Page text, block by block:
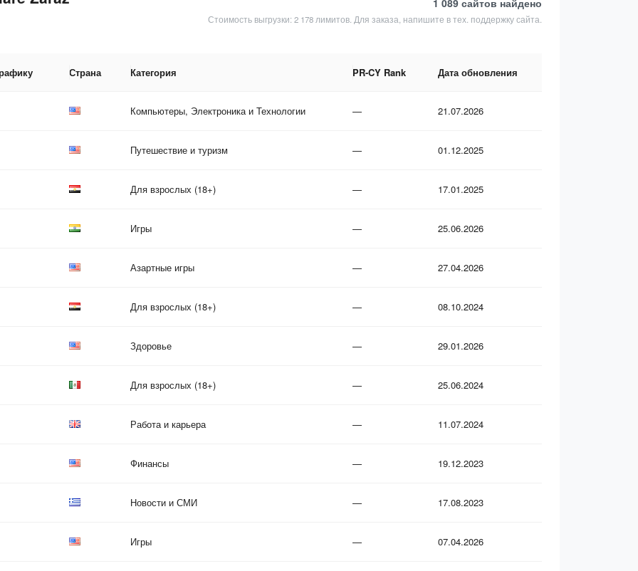
1 089 сайтов найдено
Стоимость выгрузки: 2 178 лимитов. Для заказа, напишите в тех. поддержку сайта.
Страна Категория PR-CY Rank Дата обновления
Компьютеры, Электроника и Технологии — 21.07.2026
Путешествие и туризм — 01.12.2025
Для взрослых (18+) — 17.01.2025
Игры — 25.06.2026
Азартные игры — 27.04.2026
Для взрослых (18+) — 08.10.2024
Здоровье — 29.01.2026
Для взрослых (18+) — 25.06.2024
Работа и карьера — 11.07.2024
Финансы — 19.12.2023
Новости и СМИ — 17.08.2023
Игры — 07.04.2026